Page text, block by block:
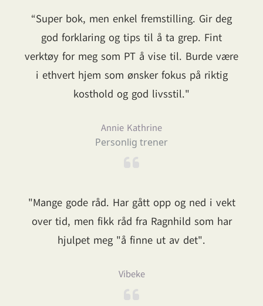
“Super bok, men enkel fremstilling. Gir deg
god forklaring og tips til å ta grep. Fint
verktøy for meg som PT å vise til. Burde være
i ethvert hjem som ønsker fokus på riktig
kosthold og god livsstil."
Annie Kathrine
Personlig trener
"Mange gode råd. Har gått opp og ned i vekt
over tid, men fikk råd fra Ragnhild som har
hjulpet meg "å finne ut av det".
Vibeke